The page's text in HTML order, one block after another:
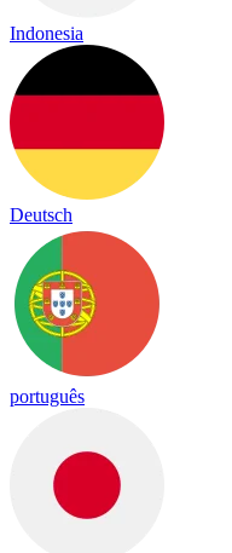
Indonesia
Deutsch
português